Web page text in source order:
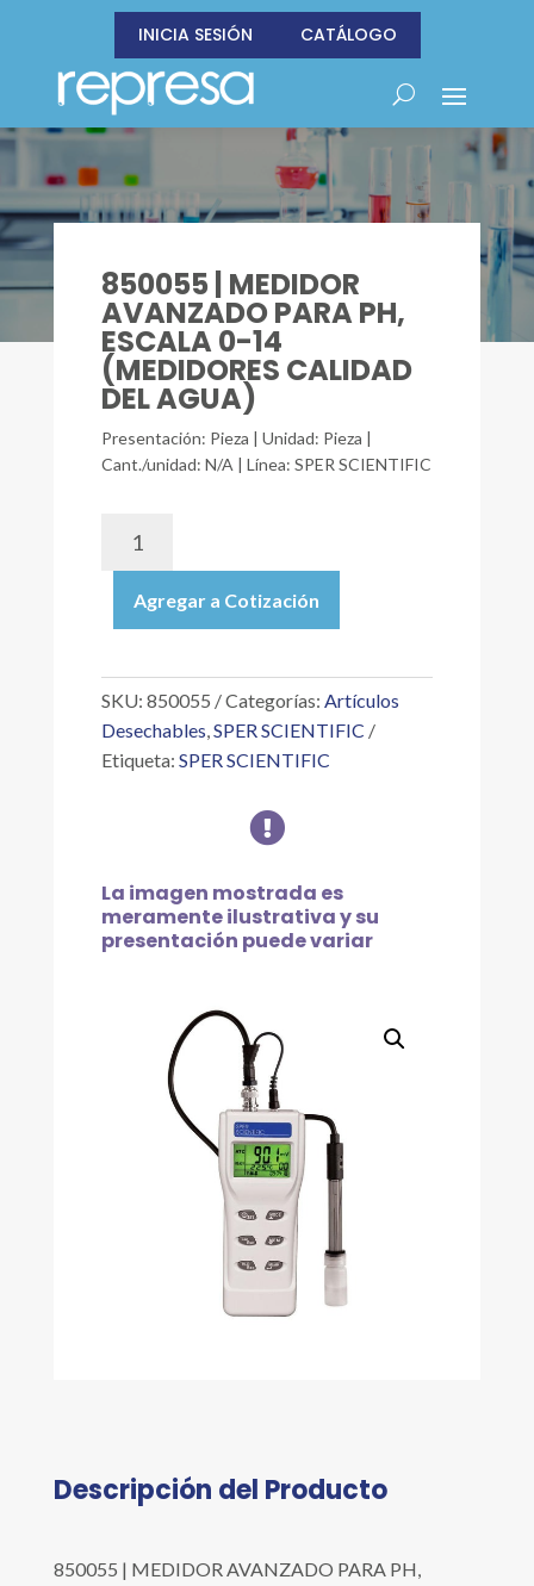
INICIA SESIÓN CATÁLOGO
850055 | MEDIDOR
AVANZADO PARA PH,
ESCALA 0-14
(MEDIDORES CALIDAD
DEL AGUA)
Presentación: Pieza | Unidad: Pieza |
Cant./unidad: N/A | Línea: SPER SCIENTIFIC
AVANZADO
PARA
ESCALA
14
(MEDIDORES
cantidad
Agregar a Cotización
SKU: 850055 Categorías: Artículos
Desechables,SPER SCIENTIFIC
Etiqueta: SPER SCIENTIFIC

La imagen mostrada es
meramente ilustrativa y su
presentación puede variar
Descripción del Producto
850055 | MEDIDOR AVANZADO PARA PH,